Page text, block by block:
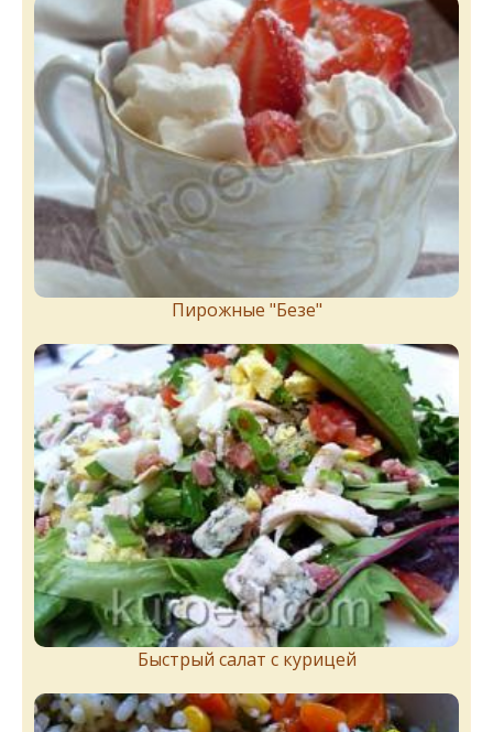
Пирожныe "Бeзe"
Быстрый салат с курицей